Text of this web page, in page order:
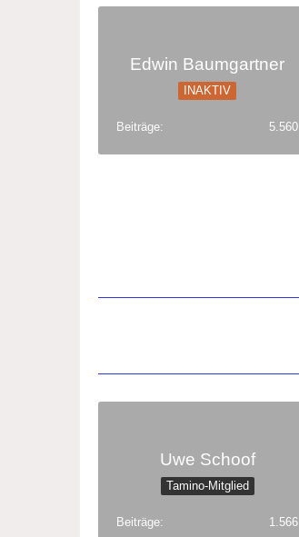
Edwin Baumgartner
INAKTIV
Beiträge 5.560
Uwe Schoof
Tamino-Mitglied
Beiträge 1.566